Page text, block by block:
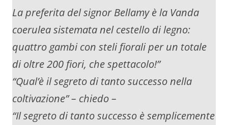
La preferita del signor Bellamy è la Vanda
coerulea sistemata nel cestello di legno:
quattro gambi con steli fiorali per un totale
di oltre 200 fiori, che spettacolo!”
“Qual’è il segreto di tanto successo nella
coltivazione” – chiedo –
“Il segreto di tanto successo è semplicemente